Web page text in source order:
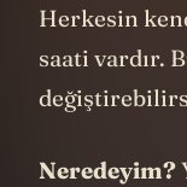
Herkesin
saati vardır.
Neredeyim?